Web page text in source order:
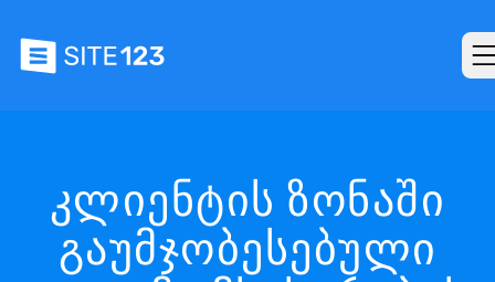
კლიენტის ზონაში
გაუმჯობესებული